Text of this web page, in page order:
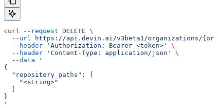
curl --request DELETE \
  --url
https://api.devin.ai/v3beta1/organizations/
  --header
'Authorization: Bearer <token>'
\
  --header
'Content-Type: application/json'
\
  --data
'
{
  "repository_paths": [
    "<string>"
  ]
}
'